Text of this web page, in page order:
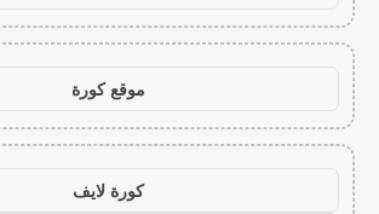
موقع كورة
كورة لايف